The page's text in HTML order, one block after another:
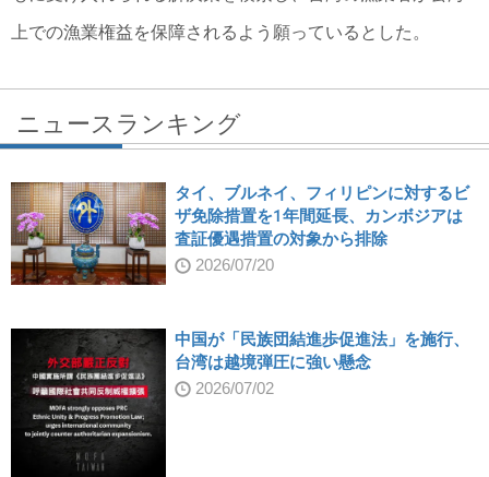
上での漁業権益を保障されるよう願っているとした。
ニュースランキング
タイ、ブルネイ、フィリピンに対するビ
ザ免除措置を1年間延長、カンボジアは
査証優遇措置の対象から排除
2026/07/20
中国が「民族団結進歩促進法」を施行、
台湾は越境弾圧に強い懸念
2026/07/02